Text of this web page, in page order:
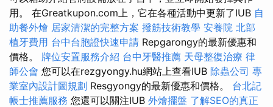
用。 在Greatkupon.com上，它在各種活動中更新了IUB 自
助餐外燴 居家清潔的完整方案 撥筋技術教學 安養院 北部
植牙費用 台中台胞證快速申請 Repgarongy的最新優惠和
價格。 牌位安置服務介紹 台中牙醫推薦 天母整復治療 律
師公會 您可以在rezgyongy.hu網站上查看IUB 除蟲公司 專
業室內設計圖規劃 Resgyongy的最新優惠和價格。 台北記
帳士推薦服務 您還可以關注IUB 外燴擺盤 了解SEO的真正